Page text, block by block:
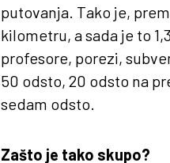
putovanja. Tako je,
kilometru, a sada je to
profesore, porezi,
50 odsto, 20 odsto na
sedam odsto.
Zašto je tako skupo?